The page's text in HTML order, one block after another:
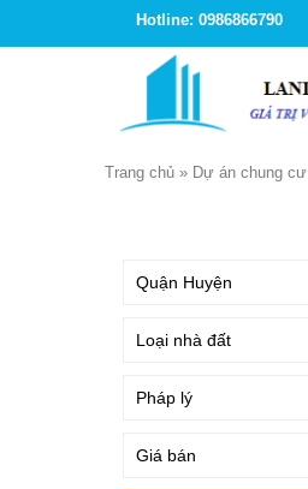
Hotline: 0986866790
Trang chủ » Dự án chung cư